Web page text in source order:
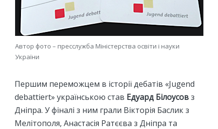
Автор фото – пресслужба Міністерства освіти і науки
України
Першим переможцем в історії дебатів «Jugend
debattiert» українською став Едуард Білоусовз
Дніпра. У фіналі з ним грали Вікторія Баслик з
Мелітополя, Анастасія Ратєєва з Дніпра та